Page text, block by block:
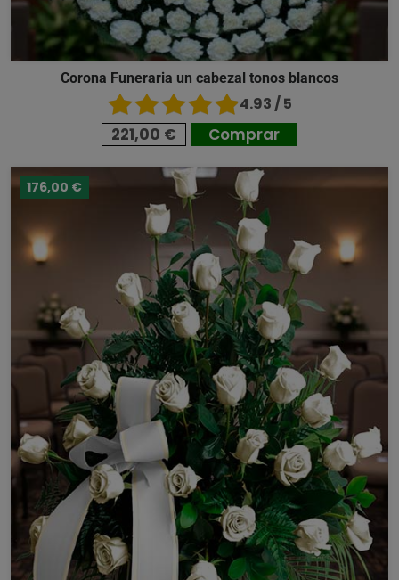
Corona Funeraria un cabezal tonos blancos
4.93 / 5
221,00 € Comprar
176,00 €